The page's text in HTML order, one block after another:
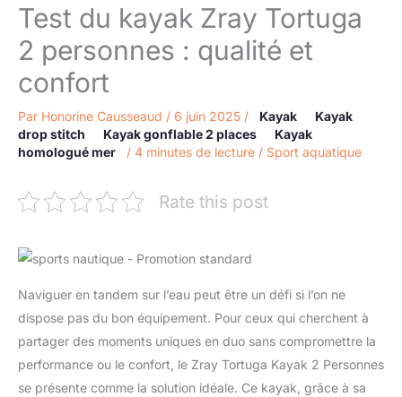
Test du kayak Zray Tortuga
2 personnes : qualité et
confort
Par Honorine Causseaud / 6 juin 2025 / Kayak
Kayak
drop stitch
Kayak gonflable 2 places
Kayak
homologué mer
/ 4 minutes de lecture / Sport aquatique
Rate this post
Naviguer en tandem sur l’eau peut être un défi si l’on ne
dispose pas du bon équipement. Pour ceux qui cherchent à
partager des moments uniques en duo sans compromettre la
performance ou le confort, le Zray Tortuga Kayak 2 Personnes
se présente comme la solution idéale. Ce kayak, grâce à sa